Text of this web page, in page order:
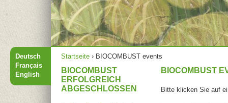
Sie sind hier
Startseite › BIOCOMBUST events
BIOCOMBUST
Bitte klicken Sie auf
BIOCOMBUST
ERFOLGREICH
ABGESCHLOSSEN
Deutsch
Français
English